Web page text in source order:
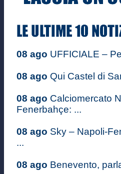
08 ago UFFICIALE –
08 ago Qui Castel di
08 ago Calciomercato
Fenerbahçe: ...
08 ago Sky – Napoli-
...
08 ago Benevento,